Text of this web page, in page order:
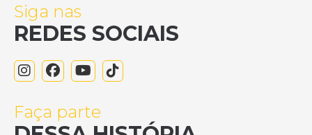
Siga nas
REDES SOCIAIS
Faça parte